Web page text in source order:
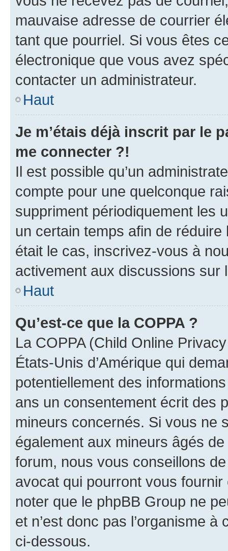
mauvaise adresse de courrier
tant que pourriel. Si vous êtes
électronique que vous avez
contacter un administrateur.
Haut
Je m’étais déjà inscrit par le
me connecter ?!
Il est possible qu’un
compte pour une quelconque
suppriment périodiquement les
un certain temps afin de
était le cas, inscrivez-vous à
activement aux discussions sur
Haut
Qu’est-ce que la COPPA ?
La COPPA (Child Online
États-Unis d’Amérique qui
potentiellement des
ans un consentement écrit des
mineurs concernés. Si vous ne
également aux mineurs âgés
forum, nous vous conseillons
avocat qui pourront vous
noter que le phpBB Group ne
et n’est donc pas l’organisme
ci-dessous.